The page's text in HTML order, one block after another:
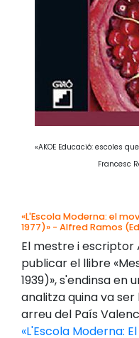
«AKOE Educació: escoles
Francesc
«L'Escola Moderna: el
1977)» - Alfred Ramos
El mestre i escriptor
publicar el llibre
1939)», s'endinsa en
analitza quina va
arreu del País
«L'Escola Moderna: